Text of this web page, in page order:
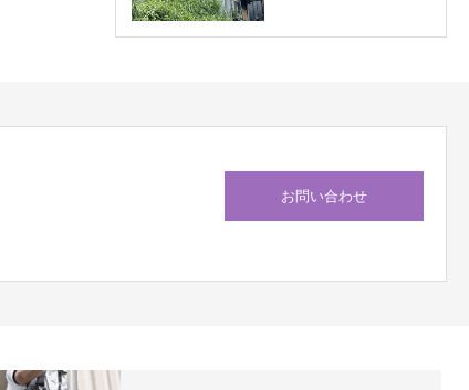
お問い合わせ